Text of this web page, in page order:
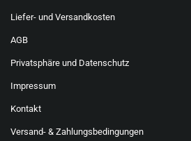
Liefer- und Versandkosten
AGB
Privatsphäre und Datenschutz
Impressum
Kontakt
Versand- & Zahlungsbedingungen